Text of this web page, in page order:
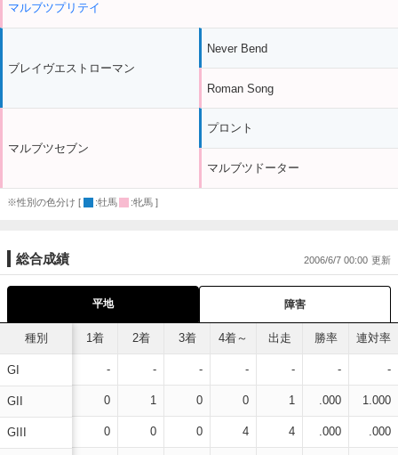
マルブツプリテイ
ブレイヴエストローマン
マルブツセブン
Never Bend
Roman Song
プロント
マルブツドーター
※性別の色分け [ :牡馬 :牝馬 ]
総合成績 2006/6/7 00:00
平地 障害
種別
GI
GII
GIII
1着 2着 3着 4着～ 出走 勝率 連対率
- - - - - - -
0 1 0 0 1 .000 1.000
0 0 0 4 4 .000 .000